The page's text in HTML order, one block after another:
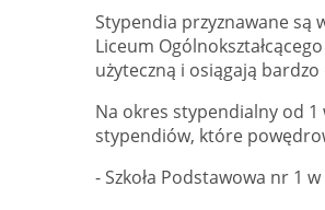
Stypendia przyznawane są
Liceum
użyteczną i osiągają
Na okres stypendialny od 1
stypendiów, które
- Szkoła Podstawowa nr 1 w